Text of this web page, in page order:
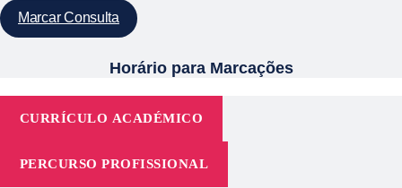
Marcar Consulta
Horário para Marcações
CURRÍCULO ACADÉMICO
PERCURSO PROFISSIONAL